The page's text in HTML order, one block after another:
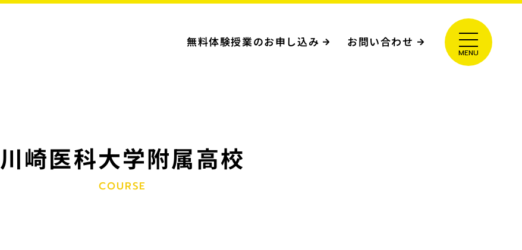
無料体験授業のお申し込み お問い合わせ
川崎医科大学附属高校
COURSE